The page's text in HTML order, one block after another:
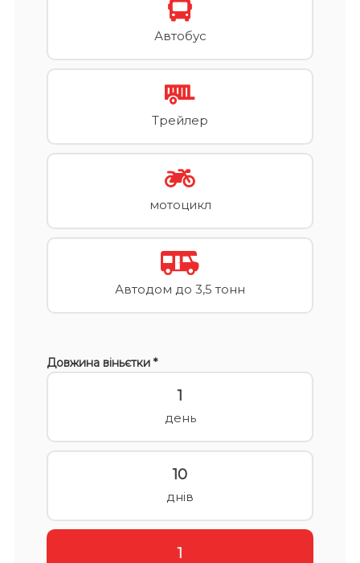
Автобус
Трейлер
мотоцикл
Автодом до 3,5 тонн
Довжина віньєтки *
1
день
10
днів
1